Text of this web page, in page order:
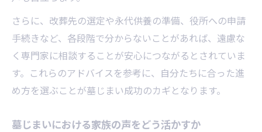
さらに、改葬先の選定や永代供養の準備、役所への申請
手続きなど、各段階で分からないことがあれば、遠慮な
く専門家に相談することが安心につながるとされていま
す。これらのアドバイスを参考に、自分たちに合った進
め方を選ぶことが墓じまい成功のカギとなります。
墓じまいにおける家族の声をどう活かすか